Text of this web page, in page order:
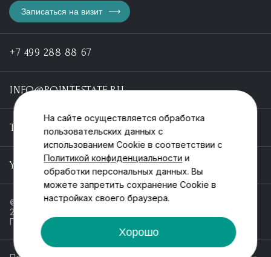
Записаться на визит
+7 499 288 88 67
INFO@POINTESTATE.RU
TELEGRAM
YOUTUBE
© ООО «Пойнт эстейт», ИНН 55546464612,
2013-2025
Политика обработки персональных данных
На сайте осуществляется обработка
пользовательских данных с
использованием Cookie в соответствии с
Политикой конфиденциальности и
обработки персональных данных. Вы
можете запретить сохранение Cookie в
настройках своего браузера.
Хорошо